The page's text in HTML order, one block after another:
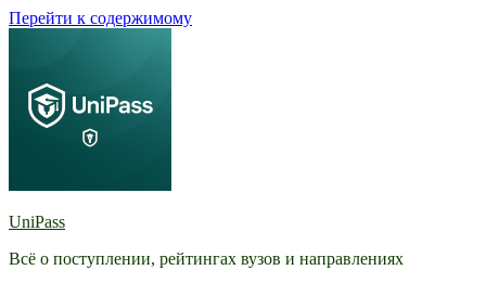
Перейти к содержимому
UniPass
Всё о поступлении, рейтингах вузов и направлениях